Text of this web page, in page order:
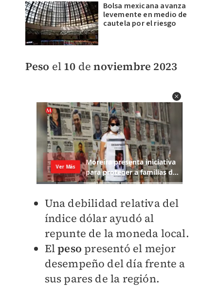
Bolsa mexicana avanza
levemente en medio de
cautela por el riesgo
Peso el 10 denoviembre 2023
Una debilidad relativa del
índice dólar ayudó al
repunte de la moneda local.
Elpeso presentó el mejor
desempeño del día frente a
sus pares de la región.